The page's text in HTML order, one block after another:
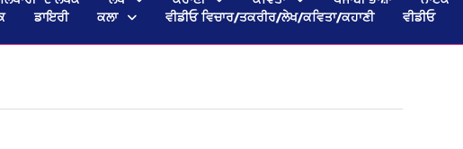
ਡਾਇਰੀ ਕਲਾ ਵੀਡੀਓ ਵਿਚਾਰ/ਤਕਰੀਰ/ਲੇਖ/ਕਵਿਤਾ/ਕਹਾਣੀ ਵੀਡੀਓ